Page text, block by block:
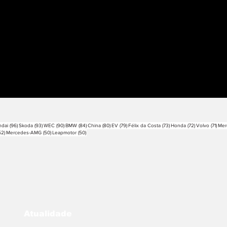
(96)96 posts
Skoda (93)93 posts
WEC (90)90 posts
BMW (84)84 posts
China (80)80 posts
EV (79)79 posts
Félix da Costa (73)73 posts
Honda (72)72 posts
Volvo (71)71
52 posts
Mercedes-AMG (50)50 posts
Leapmotor (50)50 posts